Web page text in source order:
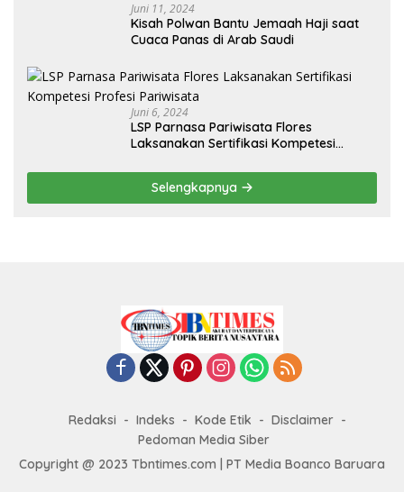
Juni 11, 2024
Kisah Polwan Bantu Jemaah Haji saat
Cuaca Panas di Arab Saudi
Juni 6, 2024
LSP Parnasa Pariwisata Flores
Laksanakan Sertifikasi Kompetesi
Selengkapnya
Redaksi Indeks Kode Etik
Disclaimer
Pedoman Media Siber
Copyright @ 2023 Tbntimes.com | PT Media Boanco Baruara